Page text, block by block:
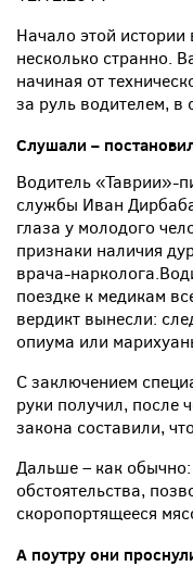
Начало этой
несколько странно.
начиная от
за руль водителем, в
Слушали –
Водитель «Таврии»-
службы Иван
глаза у молодого
признаки наличия
врача-
поездке к медикам
вердикт вынесли:
опиума или
С заключением
руки получил, после
закона составили,
Дальше – как
обстоятельства,
скоропортящееся
А поутру они